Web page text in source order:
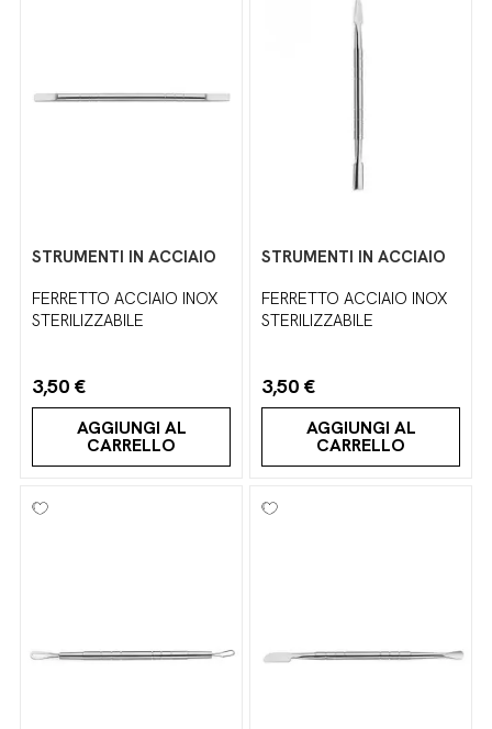
STRUMENTI IN ACCIAIO
FERRETTO ACCIAIO INOX
STERILIZZABILE
3,50 €
AGGIUNGI AL
CARRELLO
STRUMENTI IN ACCIAIO
FERRETTO ACCIAIO INOX
STERILIZZABILE
3,50 €
AGGIUNGI AL
CARRELLO